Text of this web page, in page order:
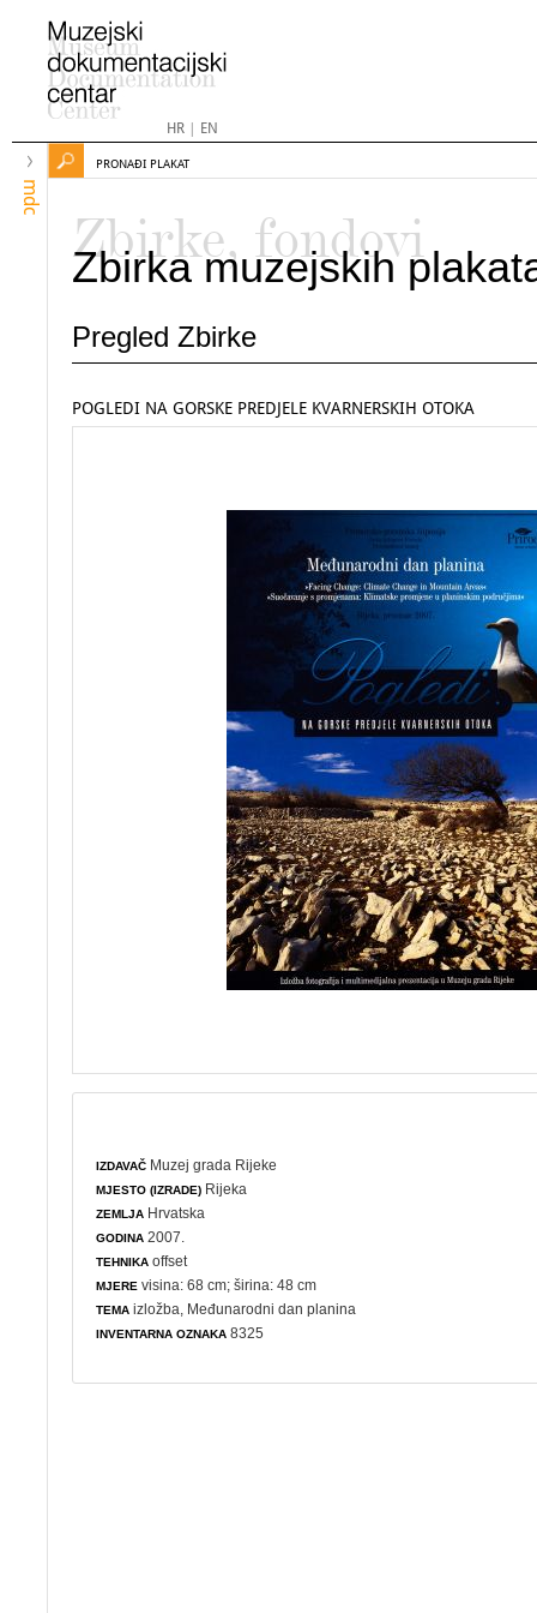
HR| EN
mdc
PRONAĐI PLAKAT
Zbirke, fondovi
Zbirka muzejskih
Pregled Zbirke
POGLEDI NA GORSKE PREDJELE KVARNERSKIH OTOKA
IZDAVAČ Muzej grada Rijeke
MJESTO (IZRADE) Rijeka
ZEMLJA Hrvatska
GODINA 2007.
TEHNIKA offset
MJERE visina: 68 cm; širina: 48 cm
TEMA izložba Međunarodni dan planina
INVENTARNA OZNAKA 8325